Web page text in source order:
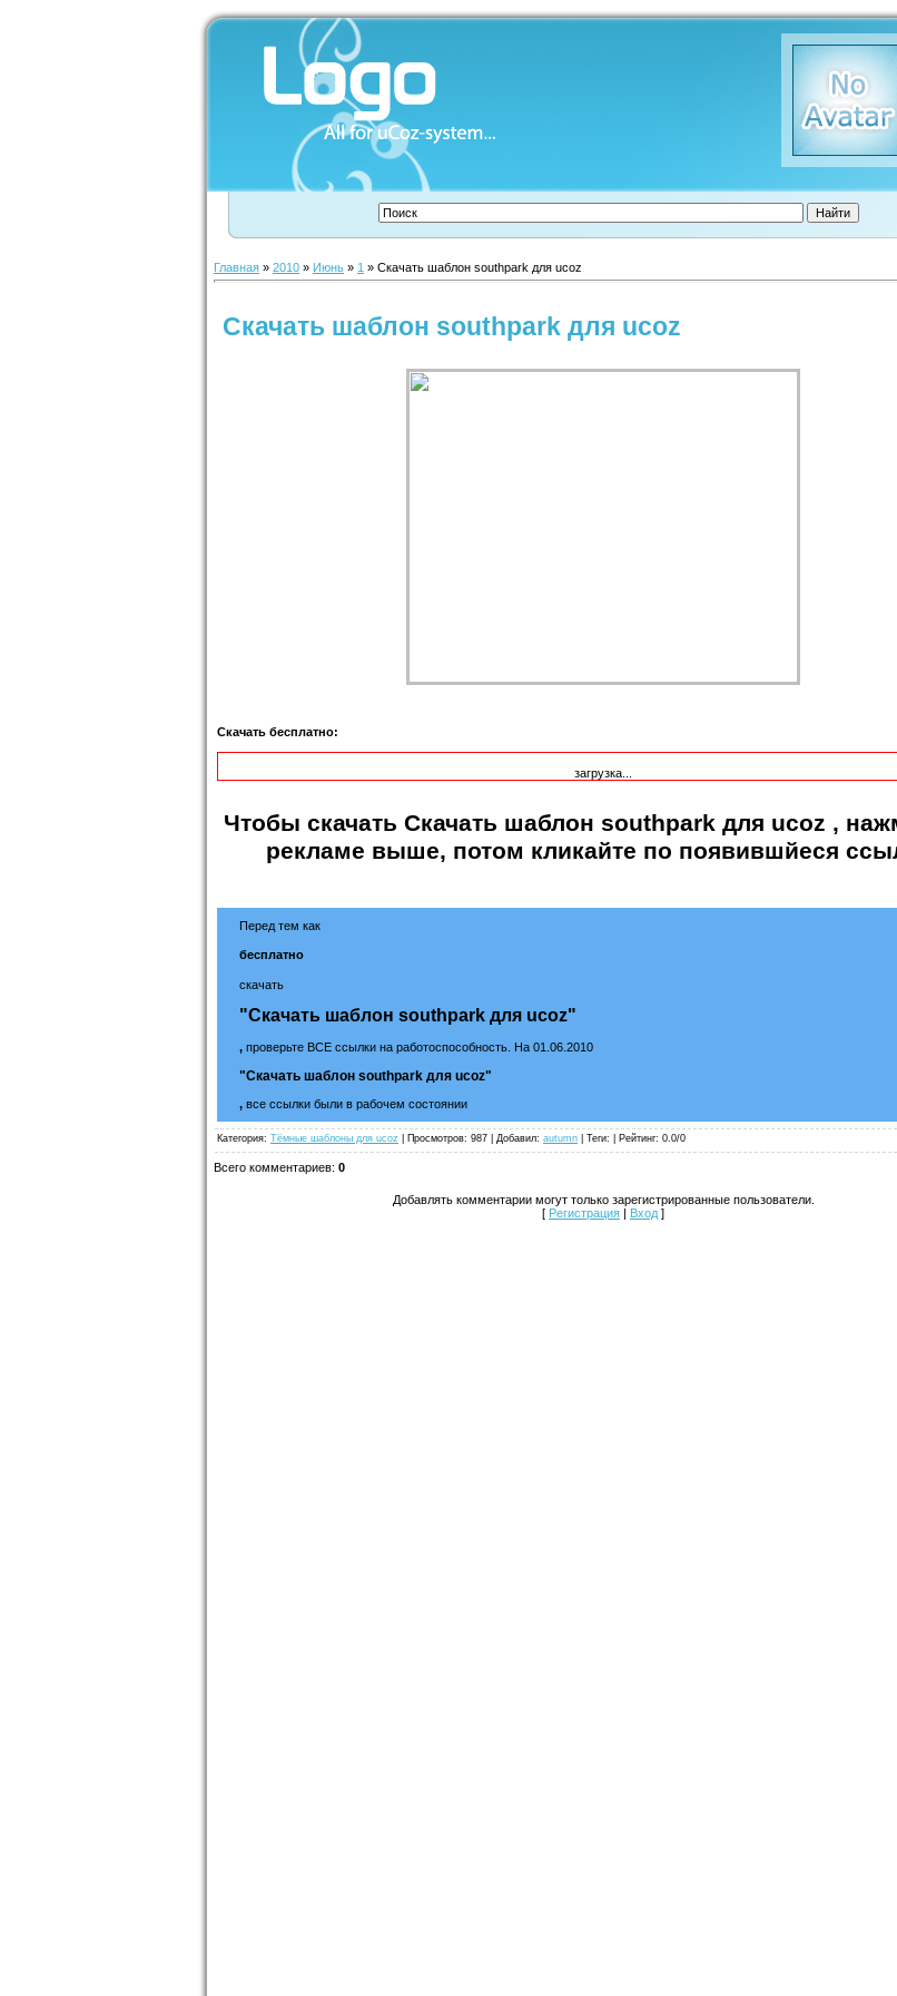
Главная » 2010 » Июнь » 1 » Скачать шаблон southpark для ucoz
Скачать шаблон southpark для ucoz
Скачать бесплатно:
загрузка...
Чтобы скачать Скачать шаблон southpark для ucoz ,
рекламе выше, потом кликайте по появившйеся
Перед тем как
бесплатно
скачать
"Скачать шаблон southpark для ucoz"
, проверьте ВСЕ ссылки на работоспособность. На 01.06.2010
"Скачать шаблон southpark для ucoz"
, все ссылки были в рабочем состоянии
Категория: Тёмные шаблоны для ucoz Просмотров: 987 | Добавил: autumn | Теги: | Рейтинг: 0.0/0
Всего комментариев: 0
Добавлять комментарии могут только зарегистрированные пользователи.
[ Регистрация | Вход ]